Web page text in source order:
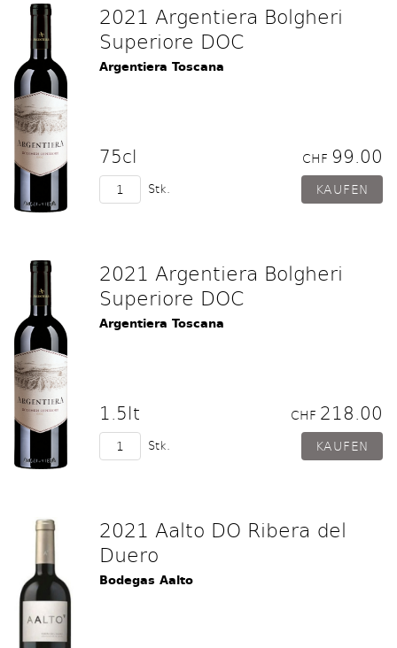
2021 Argentiera Bolgheri
Superiore DOC
Argentiera Toscana
75cl CHF 99.00
Stk.
2021 Argentiera Bolgheri
Superiore DOC
Argentiera Toscana
1.5lt CHF 218.00
Stk.
2021 Aalto DO Ribera del
Duero
Bodegas Aalto